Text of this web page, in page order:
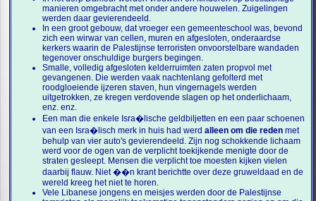
manieren omgebracht met onder andere houwelen. Zuigelingen
werden daar gevierendeeld.
In een groot gebouw, dat vroeger een gemeenteschool was, bevond
zich een wirwar van cellen, muren en afgesloten, onderaardse
kerkers waarin de Palestijnse terroristen onvoorstelbare wandaden
tegenover onschuldige burgers begingen.
Smalle, volledig afgesloten kelderruimten zaten propvol met
gevangenen. Die werden vaak nachtenlang gefolterd met
roodgloeiende ijzeren staven, hun vingernagels werden
uitgetrokken, ze kregen verdovende slagen op het onderlichaam,
enz. enz.
Een man die enkele Isra�lische geldbiljetten en een paar schoenen
van een Isra�lisch merk in huis had werdalleen om die reden met
behulp van vier auto's gevierendeeld. Zijn nog schokkende lichaam
werd voor de ogen van de verplicht toekijkende menigte door de
straten gesleept. Mensen die verplicht toe moesten kijken vielen
daarbij flauw. Niet ��n krant berichtte over deze gruweldaad en de
wereld kreeg het niet te horen.
Vele Libanese jongens en meisjes werden door de Palestijnse